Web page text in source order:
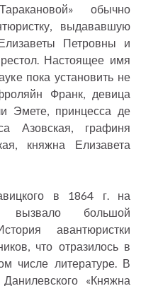
обычно
выдававшую
Петровны и
Настоящее имя
пока установить не
Франк, девица
Эмете, принцесса де
Азовская, графиня
княжна Елизавета
в 1864 г. на
вызвало большой
авантюристки
что отразилось в
числе литературе. В
«Княжна